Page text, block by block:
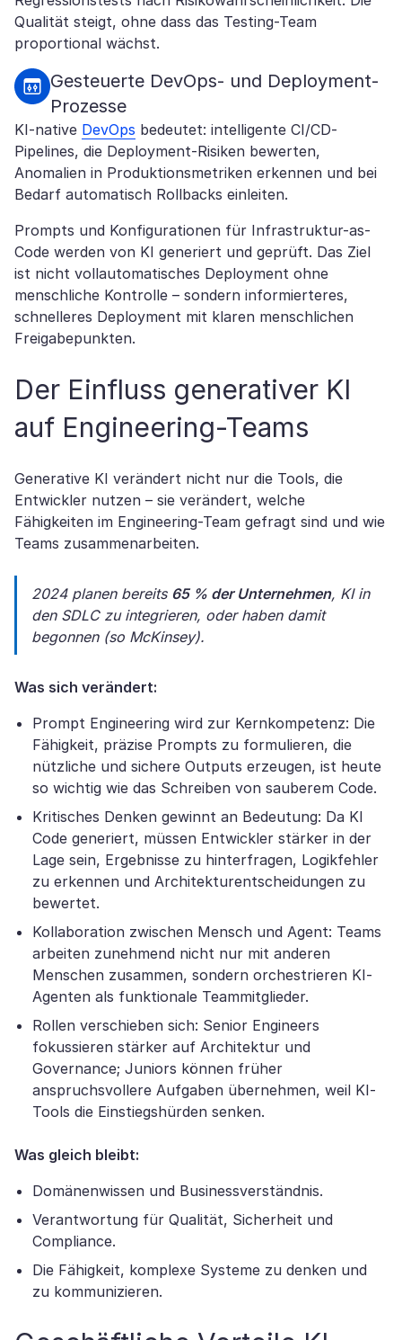
Qualität steigt, ohne dass das Testing-Team
proportional wächst.
Gesteuerte DevOps- und Deployment-
Prozesse
KI-native DevOps bedeutet: intelligente CI/CD-
Pipelines, die Deployment-Risiken bewerten,
Anomalien in Produktionsmetriken erkennen und bei
Bedarf automatisch Rollbacks einleiten.
Prompts und Konfigurationen für Infrastruktur-as-
Code werden von KI generiert und geprüft. Das Ziel
ist nicht vollautomatisches Deployment ohne
menschliche Kontrolle – sondern informierteres,
schnelleres Deployment mit klaren menschlichen
Freigabepunkten.
Der Einfluss generativer KI
auf Engineering-Teams
Generative KI verändert nicht nur die Tools, die
Entwickler nutzen – sie verändert, welche
Fähigkeiten im Engineering-Team gefragt sind und wie
Teams zusammenarbeiten.
2024 planen bereits 65 % der Unternehmen, KI in
den SDLC zu integrieren, oder haben damit
begonnen (so McKinsey).
Was sich verändert:
Prompt Engineering wird zur Kernkompetenz: Die
Fähigkeit, präzise Prompts zu formulieren, die
nützliche und sichere Outputs erzeugen, ist heute
so wichtig wie das Schreiben von sauberem Code.
Kritisches Denken gewinnt an Bedeutung: Da KI
Code generiert, müssen Entwickler stärker in der
Lage sein, Ergebnisse zu hinterfragen, Logikfehler
zu erkennen und Architekturentscheidungen zu
bewertet.
Kollaboration zwischen Mensch und Agent: Teams
arbeiten zunehmend nicht nur mit anderen
Menschen zusammen, sondern orchestrieren KI-
Agenten als funktionale Teammitglieder.
Rollen verschieben sich: Senior Engineers
fokussieren stärker auf Architektur und
Governance; Juniors können früher
anspruchsvollere Aufgaben übernehmen, weil KI-
Tools die Einstiegshürden senken.
Was gleich bleibt:
Domänenwissen und Businessverständnis.
Verantwortung für Qualität, Sicherheit und
Compliance.
Die Fähigkeit, komplexe Systeme zu denken und
zu kommunizieren.